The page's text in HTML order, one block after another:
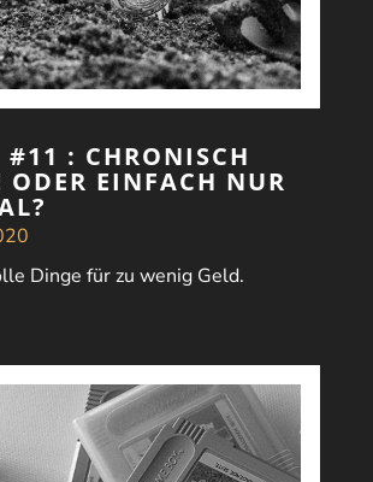
: CHRONISCH
ODER EINFACH NUR
Dinge für zu wenig Geld.